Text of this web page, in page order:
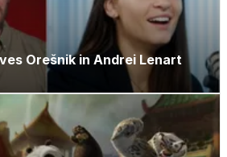
Orešnik in Andrei Lenart